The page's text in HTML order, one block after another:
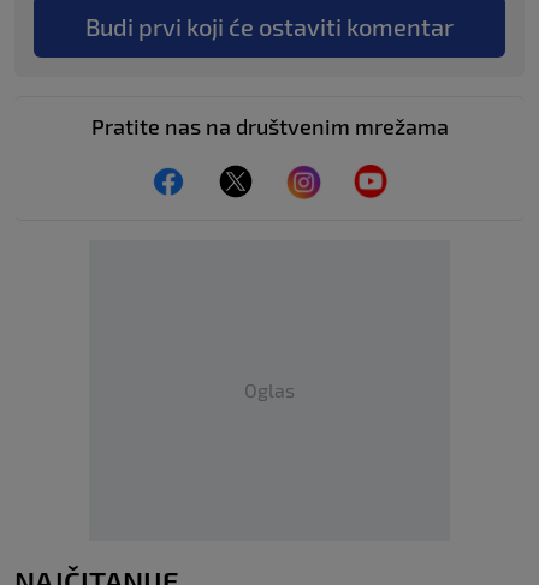
Budi prvi koji će ostaviti komentar
Pratite nas na društvenim mrežama
Oglas